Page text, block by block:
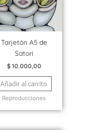
Tarjetón A5 de
Satori
$10.000,00
Añadir al carrito
Reproducciones